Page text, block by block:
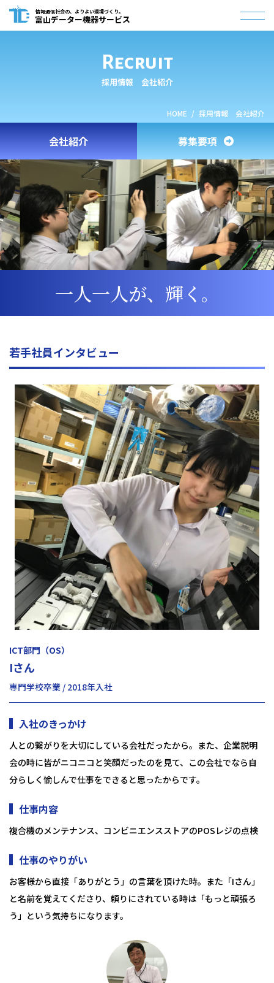
情報通信社会の、よりよい環境づくり。
富山データー機器サービス
Recruit
採用情報 会社紹介
HOME 採用情報 会社紹介
会社紹介 募集要項
一人一人が、輝く。
若手社員インタビュー
ICT部門（OS）
Iさん
専門学校卒業 / 2018年入社
入社のきっかけ
人との繋がりを大切にしている会社だったから。また、企業説明
会の時に皆がニコニコと笑顔だったのを見て、この会社でなら自
分らしく愉しんで仕事をできると思ったからです。
仕事内容
複合機のメンテナンス、コンビニエンスストアのPOSレジの点検
仕事のやりがい
お客様から直接「ありがとう」の言葉を頂けた時。また「Iさん」
と名前を覚えてくださり、頼りにされている時は「もっと頑張ろ
う」という気持ちになります。